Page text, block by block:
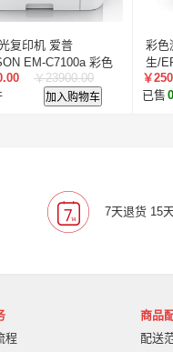
科大讯飞
华映/HWAING
航天
克 旭龙物联 旭龙
中科
篆 麟云 艾特网能 科视
复印机 爱普
EM-C7100a 彩色
￥23900.00
加入购物车
彩色
生/
双纸
￥
已售 0
7天退货 15
程
商品
配送